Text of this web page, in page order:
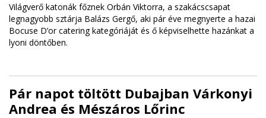
Világverő katonák főznek Orbán Viktorra, a szakácscsapat
legnagyobb sztárja Balázs Gergő, aki pár éve megnyerte a hazai
Bocuse D’or catering kategóriáját és ő képviselhette hazánkat a
lyoni döntőben.
Pár napot töltött Dubajban Várkonyi
Andrea és Mészáros Lőrinc